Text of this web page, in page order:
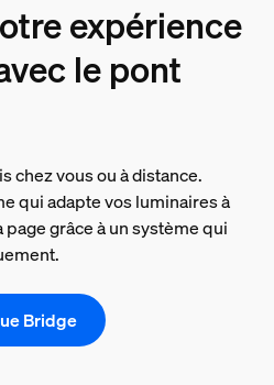
expérience
le pont
chez vous ou à distance.
qui adapte vos luminaires à
grâce à un système qui
Bridge